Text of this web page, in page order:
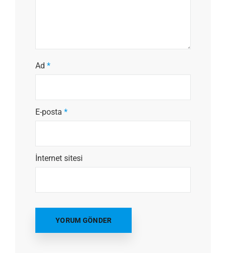
Ad *
E-posta *
İnternet sitesi